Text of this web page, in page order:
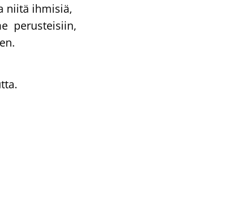
niitä ihmisiä,
perusteisiin,